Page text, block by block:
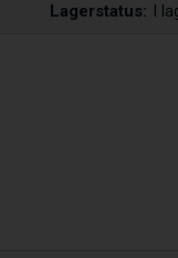
Lagerstatus: I